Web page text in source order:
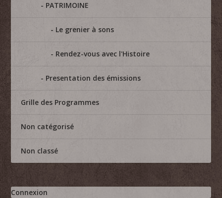
PATRIMOINE
Le grenier à sons
Rendez-vous avec l'Histoire
Presentation des émissions
Grille des Programmes
Non catégorisé
Non classé
Connexion